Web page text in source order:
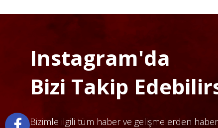
Instagram'da
Bizi Takip
Bizimle ilgili tüm haber ve gelişmelerden